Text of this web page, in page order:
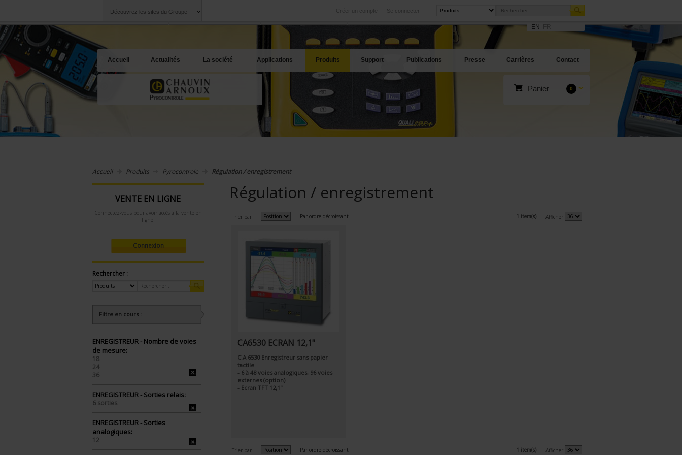
Découvrez les sites du Groupe Se connecter
Créer un compte
International
Nos filiales à l'étranger
Nos meilleures offres
EN
Accueil Actualités La société Applications Produits Support Publications Presse Carrières Contact
Panier 0
Accueil Produits Pyrocontrole Régulation / enregistrement
VENTE EN LIGNE
Connectez-vous pour avoir accès à la vente en
ligne.
Connexion
Rechercher :
Filtre en cours :
ENREGISTREUR - Nombre de voies
de mesure:
18
24
36
ENREGISTREUR - Sorties relais:
6 sorties
ENREGISTREUR - Sorties
analogiques:
12
Régulation / enregistrement
Trier par Par ordre décroissant 1 item(s) Afficher
CA6530 ECRAN 12,1"
C.A 6530 Enregistreur sans papier
tactile
- 6 à 48 voies analogiques, 96 voies
externes (option)
- Ecran TFT 12,1"
Trier par Par ordre décroissant 1 item(s) Afficher